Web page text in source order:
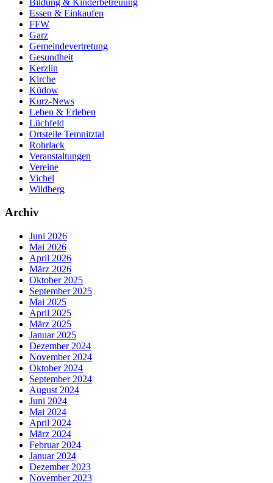
Essen & Einkaufen
FFW
Garz
Gemeindevertretung
Gesundheit
Kerzlin
Kirche
Küdow
Kurz-News
Leben & Erleben
Lüchfeld
Ortsteile Temnitztal
Rohrlack
Veranstaltungen
Vereine
Vichel
Wildberg
Archiv
Juni 2026
Mai 2026
April 2026
März 2026
Oktober 2025
September 2025
Mai 2025
April 2025
März 2025
Januar 2025
Dezember 2024
November 2024
Oktober 2024
September 2024
August 2024
Juni 2024
Mai 2024
April 2024
März 2024
Februar 2024
Januar 2024
Dezember 2023
November 2023